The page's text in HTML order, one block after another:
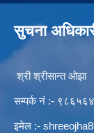
सुचना
श्री श्रीसान्त
सम्पर्क नं :-
इमेल :-